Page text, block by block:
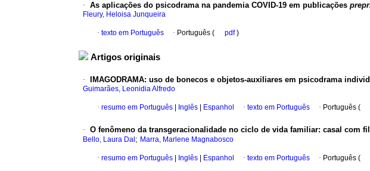
· As aplicações do psicodrama na pandemia COVID-19 em publicações
Fleury, Heloisa Junqueira
· texto em Português · Português ( pdf)
Artigos originais
· IMAGODRAMA: uso de bonecos e objetos-auxiliares em psicodrama
Guimarães, Leonidia Alfredo
· resumo em Português Inglês Espanhol · texto em Português · Português (
· O fenômeno da transgeracionalidade no ciclo de vida familiar: casal com
Bello, Laura Dal ; Marra, Marlene Magnabosco
· resumo em Português Inglês Espanhol · texto em Português · Português (